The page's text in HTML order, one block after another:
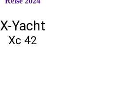
X-Yacht
Xc 42